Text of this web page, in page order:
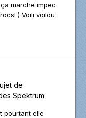
marche impec
) Voili voilou
de
Spektrum
pourtant elle